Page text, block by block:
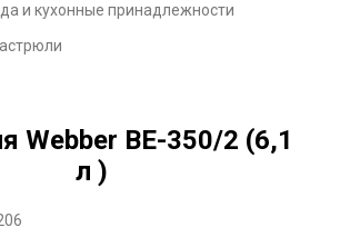
и кухонные принадлежности
Webber BE-350/2 (6,1
л )